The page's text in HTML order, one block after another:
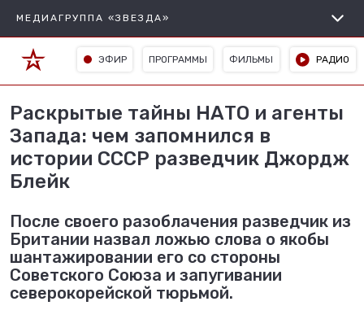
МЕДИАГРУППА «ЗВЕЗДА»
ЭФИР ПРОГРАММЫ ФИЛЬМЫ РАДИО
Раскрытые тайны НАТО и агенты
Запада: чем запомнился в
истории СССР разведчик Джордж
Блейк
После своего разоблачения разведчик из
Британии назвал ложью слова о якобы
шантажировании его со стороны
Советского Союза и запугивании
северокорейской тюрьмой.